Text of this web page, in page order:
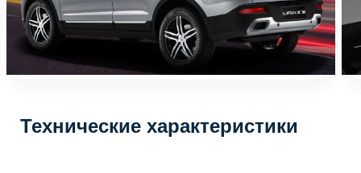
Технические характеристики